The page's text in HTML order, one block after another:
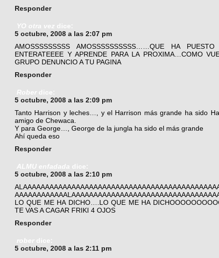
Responder
YO otra vez dice:
5 octubre, 2008 a las 2:07 pm
AMOSSSSSSSSS AMOSSSSSSSSSS……QUE HA
ENTERATEEEE Y APRENDE PARA LA PROXIMA…COMO
GRUPO DENUNCIO A TU PAGINA
Responder
Rober dice:
5 octubre, 2008 a las 2:09 pm
Tanto Harrison y leches…, y el Harrison más grande ha sido
amigo de Chewaca.
Y para George…, George de la jungla ha sido el más grande
Ahí queda eso
Responder
ALMU enfadada dice:
5 octubre, 2008 a las 2:10 pm
LO QUE ME HA DICHO….LO QUE ME HA
TE VAS A CAGAR FRIKI 4 OJOS
Responder
rober dice:
5 octubre, 2008 a las 2:11 pm